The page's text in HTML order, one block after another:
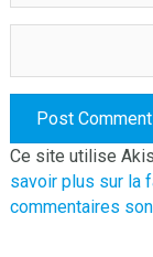
Ce site utilise
savoir plus sur la
commentaires